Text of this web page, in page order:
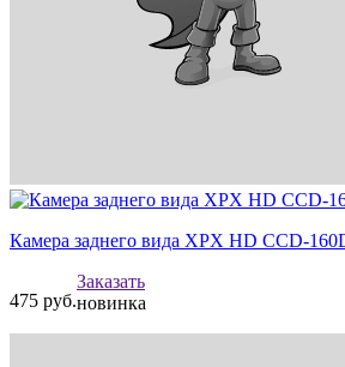
Камера заднего вида XPX HD CCD-
475 руб.
Заказать
новинка